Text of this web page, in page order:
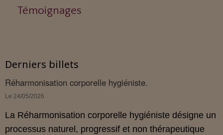
Témoignages
Derniers billets
Réharmonisation corporelle hygiéniste.
Le 24/05/2026
La Réharmonisation corporelle hygiéniste désigne un
processus naturel, progressif et non thérapeutique